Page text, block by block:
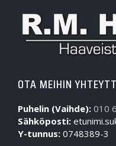
OTA MEIHIN
Puhelin (Vaihde): 010
Sähköposti:
Y-tunnus: 0748389-3